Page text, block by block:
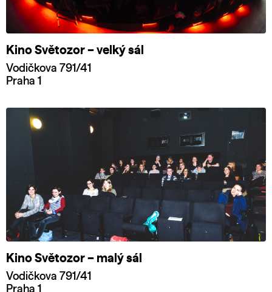
Kino Světozor – velký sál
Vodičkova 791/41
Praha 1
Kino Světozor – malý sál
Vodičkova 791/41
Praha 1